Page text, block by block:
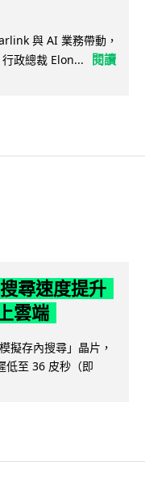
與 AI 業務帶動，
政總裁 Elon...
閱讀
尋速度提升
雲端
擬存內搜尋」晶片，
低至 36 皮秒（即